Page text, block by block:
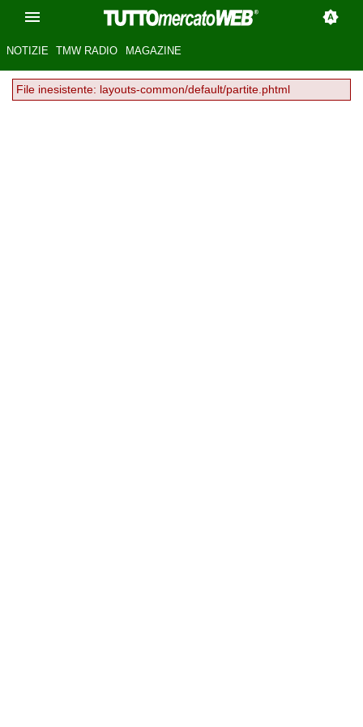
NOTIZIE TMW RADIO MAGAZINE
File inesistente: layouts-common/default/partite.phtml